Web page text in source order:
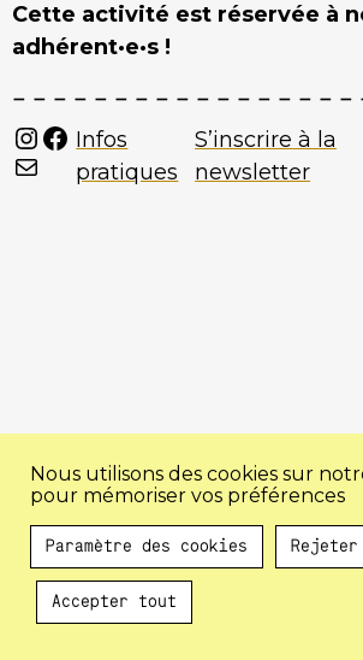
Cette activité est réservée à
adhérent·e·s !
Instagram
Facebook
Mail
Infos
pratiques
S’inscrire à la
newsletter
Au programme !
Nous utilisons des cookies sur
pour mémoriser vos préférences
Paramètre des cookies
Accepter tout